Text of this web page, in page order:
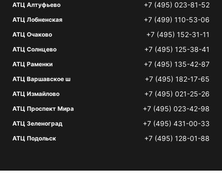
АТЦ Алтуфьево +7 (495) 023-81-52
АТЦ Лобненская +7 (499) 110-53-06
АТЦ Очаково +7 (495) 152-31-11
АТЦ Солнцево +7 (495) 125-38-41
АТЦ Раменки +7 (495) 135-42-87
АТЦ Варшавское ш +7 (495) 182-17-65
АТЦ Измайлово +7 (495) 021-25-26
АТЦ Проспект Мира +7 (495) 023-42-98
АТЦ Зеленоград +7 (495) 431-00-33
АТЦ Подольск +7 (495) 128-01-88